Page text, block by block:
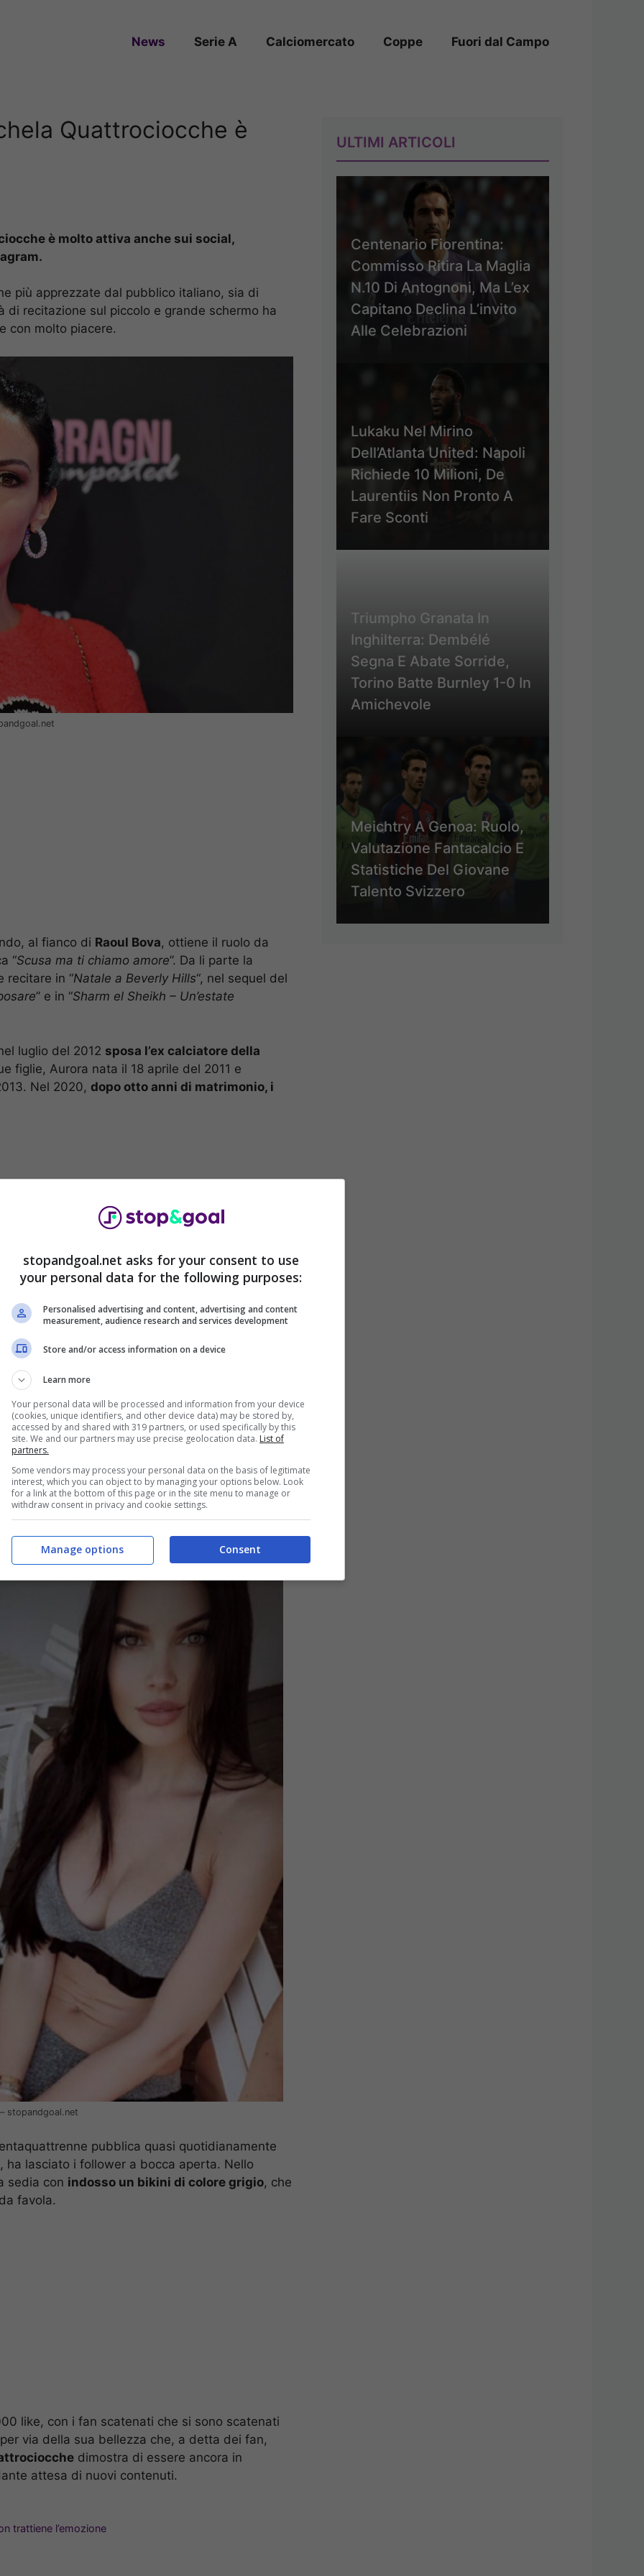
News Serie A Calciomercato Coppe Fuori dal Campo
Quattrociocche è
è molto attiva anche sui social,
più apprezzate dal pubblico italiano, sia di
di recitazione sul piccolo e grande schermo ha
con molto piacere.
al fianco di Raoul Bova, ottiene il ruolo da
“Scusa ma ti chiamo amore”. Da li parte la
recitare in “Natale a Beverly Hills“, nel sequel del
” e in “Sharm el Sheikh – Un’estate
luglio del 2012 sposa l’ex calciatore della
figlie, Aurora nata il 18 aprile del 2011 e
Nel 2020, dopo otto anni di matrimonio, i
Giovanni Naldi, imprenditore figlio di un
possederebbe anche il Parco Dei Principi della
si sia ‘quasi’ conclusa, i fan continuano
proposito, l’ultimo scatto pubblicato ha lasciato
A da urlo: follower a
, nonostante si sia allontanata dal piccolo e
follower tramite il proprio profilo
stopandgoal.net
pubblica quasi quotidianamente
ha lasciato i follower a bocca aperta. Nello
sedia con indosso un bikini di colore grigio, che
favola.
like, con i fan scatenati che si sono scatenati
via della sua bellezza che, a detta dei fan,
dimostra di essere ancora in
attesa di nuovi contenuti.
trattiene l’emozione
ULTIMI ARTICOLI
Centenario Fiorentina:
Commisso Ritira La Maglia
N.10 Di Antognoni, Ma L’ex
Capitano Declina L’invito
Alle Celebrazioni
Lukaku Nel Mirino
Dell’Atlanta United: Napoli
Richiede 10 Milioni, De
Laurentiis Non Pronto A
Fare Sconti
Triumpho Granata In
Inghilterra: Dembélé
Segna E Abate Sorride,
Torino Batte Burnley 1-0 In
Amichevole
Meichtry A Genoa: Ruolo,
Valutazione Fantacalcio E
Statistiche Del Giovane
Talento Svizzero
stopandgoal.net asks for your consent to use
your personal data for the following purposes:
Personalised advertising and content, advertising and content
measurement, audience research and services development
Store and/or access information on a device
Learn more
Your personal data will be processed and information from your device
(cookies, unique identifiers, and other device data) may be stored by,
accessed by and shared with 319 partners, or used specifically by this
site. We and our partners may use precise geolocation data. List of
partners.
Some vendors may process your personal data on the basis of legitimate
interest, which you can object to by managing your options below. Look
for a link at the bottom of this page or in the site menu to manage or
withdraw consent in privacy and cookie settings.
Consent
Manage options